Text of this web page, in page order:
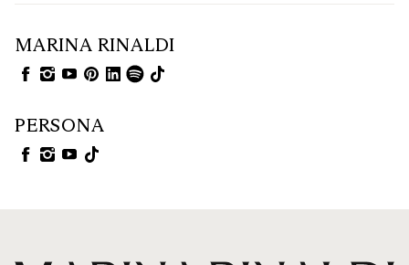
MARINA RINALDI
PERSONA